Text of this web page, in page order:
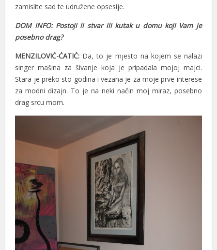
zamislite sad te udružene opsesije.
DOM INFO: Postoji li stvar ili kutak u domu koji Vam je
posebno drag?
MENZILOVIĆ-ĆATIĆ: Da, to je mjesto na kojem se nalazi
singer mašina za šivanje koja je pripadala mojoj majci.
Stara je preko sto godina i vezana je za moje prve interese
za modni dizajn. To je na neki način moj miraz, posebno
drag srcu mom.